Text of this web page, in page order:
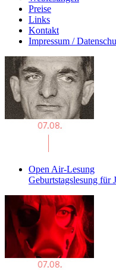
Preise
Links
Kontakt
Impressum /
Open Air-Lesung
Geburtstagslesung für